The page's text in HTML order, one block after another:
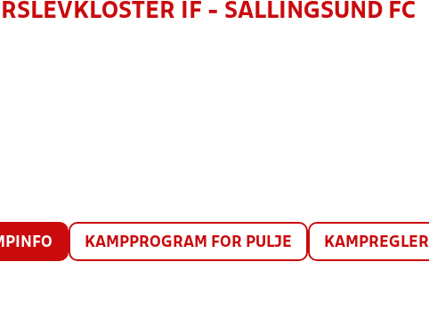
IF - SALLINGSUND FC
KAMPPROGRAM FOR PULJE KAMPREGLER